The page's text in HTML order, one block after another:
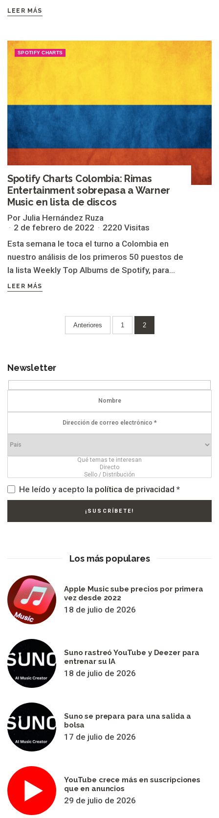
LEER MÁS
SPOTIFY CHARTS
Spotify Charts Colombia: Rimas
Entertainment sobrepasa a Warner
Music en lista de discos
Por Julia Hernández Ruza
2 de febrero de 2022
2220 Visitas
Esta semana le toca el turno a Colombia en
nuestro análisis de los primeros 50 puestos de
la lista Weekly Top Albums de Spotify, para...
LEER MÁS
Paginación
Anteriores 1 2
Newsletter
He leído y acepto la política de privacidad *
Los más populares
Apple Music sube precios por primera
vez desde 2022
18 de julio de 2026
Suno rastreó YouTube y Deezer para
entrenar su IA
18 de julio de 2026
Suno se prepara para una salida a
bolsa
17 de julio de 2026
YouTube crece más en suscripciones
que en anuncios
29 de julio de 2026